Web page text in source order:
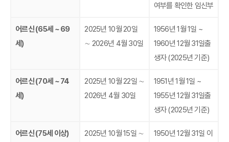
여부를 확인한 임신부
어르신 (65세 ~ 69
세)
2025년 10월 20일
∼ 2026년 4월 30일
1956년 1월 1일 ~
1960년 12월 31일출
생자 (2025년 기준)
어르신 (70세 ~ 74
세)
2025년 10월 22일 ∼
2026년 4월 30일
1951년 1월 1일 ~
1955년 12월 31일출
생자 (2025년 기준)
어르신 (75세 이상)
2025년 10월 15일 ∼
1950년 12월 31일 이